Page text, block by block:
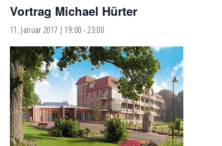
Vortrag Michael Hürter
11. Januar 2017 | 19:00-23:00